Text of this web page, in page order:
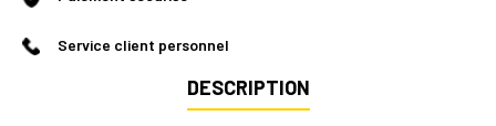
Service client personnel
DESCRIPTION